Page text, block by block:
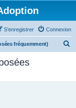
Connexion
S’enregistrer
fréquemment)